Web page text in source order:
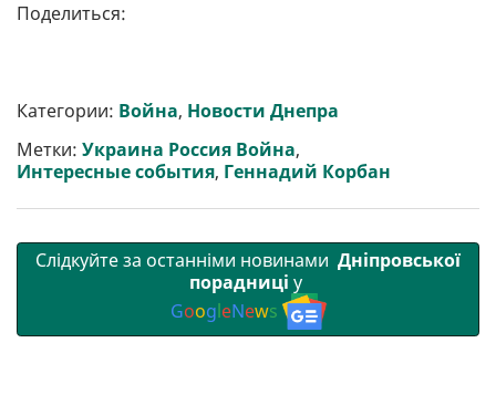
Поделиться:
Категории: Война, Новости Днепра
Метки: Украина Россия Война,
Интересные события, Геннадий Корбан
Слідкуйте за останніми новинами Дніпровської
порадниці у
GoogleNews